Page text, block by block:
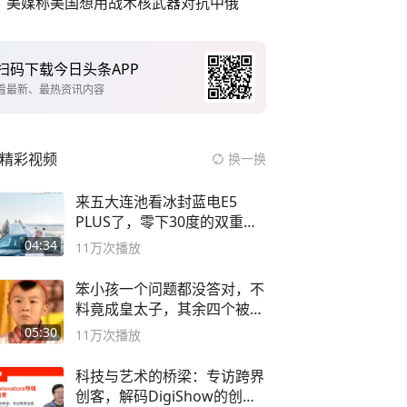
码下载今日头条APP
最新、最热资讯内容
精彩视频 换一换
04:34
来五大连池看冰封蓝电E5
PLUS了，零下30度的双重冰
封40小时全录
11万次播放
05:30
笨小孩一个问题都没答对，不
料竟成皇太子，其余四个被处
死
11万次播放
科技与艺术的桥梁：专访跨界
创客，解码DigiShow的创新